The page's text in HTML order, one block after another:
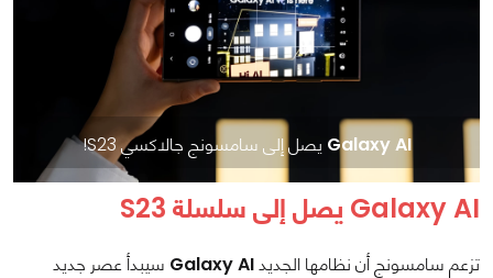
Galaxy AI يصل إلى سامسونج جالاكسي S23!
Galaxy AI يصل إلى سلسلة S23
تزعم سامسونج أن نظامها الجديدGalaxy AI سيبدأ عصر جديد